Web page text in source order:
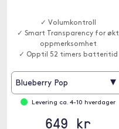
✓ Volumkontroll
✓ Smart Transparency for økt
oppmerksomhet
✓ Opptil 52 timers batteritid
Blueberry Pop ▾
Levering ca. 4-10 hverdager
649 kr